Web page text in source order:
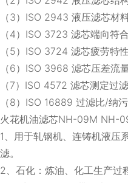
（3）ISO 2943 液压滤芯材
（4）ISO 3723 滤芯端向符
（5）ISO 3724 滤芯疲劳特
（6）ISO 3968 滤芯压差流
（7）ISO 4572 滤芯测定过
（8）ISO 16889 过滤比/纳
火花机油滤芯NH-09M NH-
1、用于轧钢机、连铸机液压
滤。
2、石化：炼油、化工生产过